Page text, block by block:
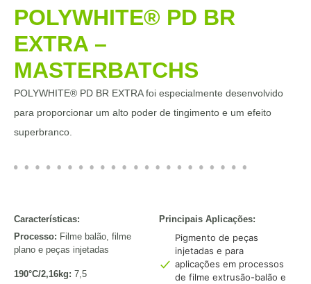
POLYWHITE® PD BR
EXTRA –
MASTERBATCHS
POLYWHITE® PD BR EXTRA foi especialmente desenvolvido
para proporcionar um alto poder de tingimento e um efeito
superbranco.
Características:
Processo: Filme balão, filme
plano e peças injetadas
190°C/2,16kg: 7,5
Principais Aplicações:
Pigmento de peças
injetadas e para
aplicações em processos
de filme extrusão-balão e